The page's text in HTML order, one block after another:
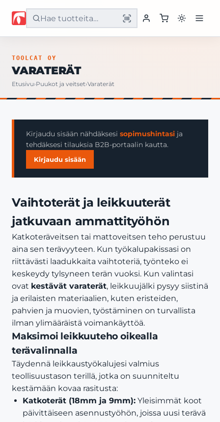
Etusivu
Yritys
Yhteystiedot
TOOLCAT OY
VARATERÄT
Etusivu›Puukot ja veitset›Varaterät
Kirjaudu sisään nähdäksesi sopimushintasi ja
tehdäksesi tilauksia B2B-portaalin kautta.
Kirjaudu sisään
Vaihtoterät ja leikkuuterät
jatkuvaan ammattityöhön
Katkoteräveitsen tai mattoveitsen teho perustuu
aina sen terävyyteen. Kun työkalupakissasi on
riittävästi laadukkaita vaihtoteriä, työnteko ei
keskeydy tylsyneen terän vuoksi. Kun valintasi
ovat kestävät varaterät, leikkuujälki pysyy siistinä
ja erilaisten materiaalien, kuten eristeiden,
pahvien ja muovien, työstäminen on turvallista
ilman ylimääräistä voimankäyttöä.
Maksimoi leikkuuteho oikealla
terävalinnalla
Täydennä leikkaustyökalujesi valmius
teollisuustason terillä, jotka on suunniteltu
kestämään kovaa rasitusta:
Katkoterät (18mm ja 9mm): Yleisimmät koot
päivittäiseen asennustyöhön, joissa uusi terävä